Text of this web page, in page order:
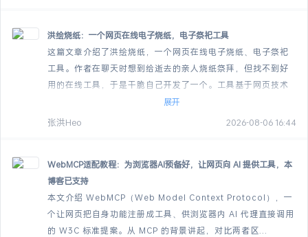
洪绘烧纸：一个网页在线电子烧纸，电子祭祀工具
这篇文章介绍了洪绘烧纸，一个网页在线电子烧纸、电子祭祀
工具。作者在聊天时想到给逝去的亲人烧纸祭拜，但找不到好
用的在线工具，于是干脆自己开发了一个。工具基于网页技术
实现，支持常见的祭品类型，也支持自定...
展开
张洪Heo 2026-08-06 16:44
WebMCP适配教程：为浏览器AI预备好，让网页向 AI 提供工具，本
博客已支持
本文介绍 WebMCP（Web Model Context Protocol），一
个让网页把自身功能注册成工具、供浏览器内 AI 代理直接调用
的 W3C 标准提案。从 MCP 的背景讲起，对比两者区...